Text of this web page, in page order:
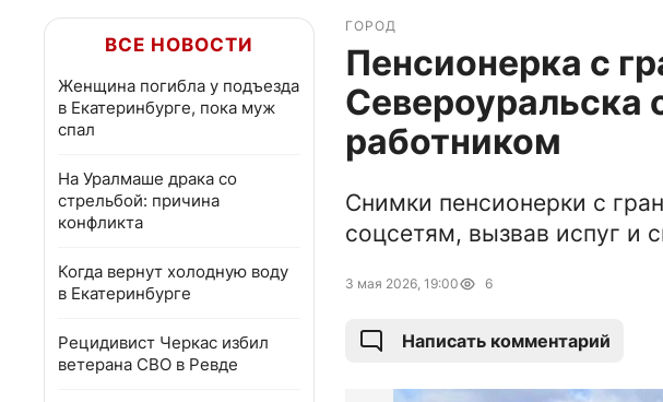
ВСЕ НОВОСТИ
Женщина погибла у подъезда
в Екатеринбурге, пока муж
спал
На Уралмаше драка со
стрельбой: причина
конфликта
Когда вернут холодную воду
в Екатеринбурге
Рецидивист Черкас избил
ветерана СВО в Ревде
ГОРОД
Пенсионерка с
Североуральска
работником
Снимки пенсионерки с
соцсетям, вызвав испуг и
3 мая 2026, 19:00 6
Написать комментарий